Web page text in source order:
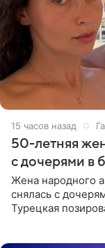
15 часов назад
50-летняя
с дочерями в
Жена народного
снялась с
Турецкая